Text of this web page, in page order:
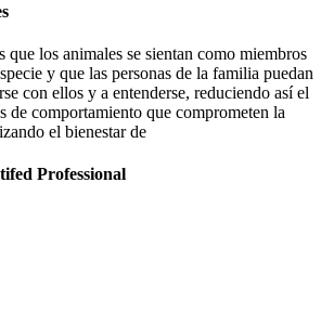
que los animales se sientan como miembros
y que las personas de la familia puedan
con ellos y a entenderse, reduciendo así el
de comportamiento que comprometen la
el bienestar de
Professional